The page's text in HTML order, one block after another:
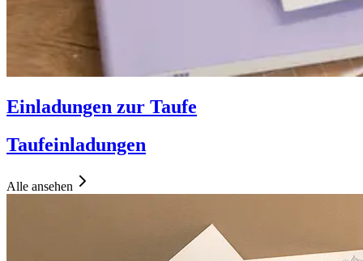
Einladungen zur Taufe
Taufeinladungen
Alle ansehen